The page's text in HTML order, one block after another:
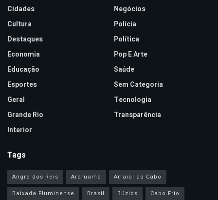
Cidades
Cultura
Destaques
Economia
Educação
Esportes
Geral
Grande Rio
Interior
Negócios
Polícia
Política
Pop E Arte
Saúde
Sem Categoria
Tecnologia
Transparência
Tags
Angra dos Reis Araruama
Arraial do Cabo
Baixada Fluminense
Brasil Búzios
Cabo Frio